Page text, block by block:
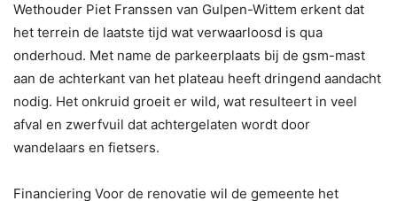
Wethouder Piet Franssen van Gulpen-Wittem erkent dat
het terrein de laatste tijd wat verwaarloosd is qua
onderhoud. Met name de parkeerplaats bij de gsm-mast
aan de achterkant van het plateau heeft dringend aandacht
nodig. Het onkruid groeit er wild, wat resulteert in veel
afval en zwerfvuil dat achtergelaten wordt door
wandelaars en fietsers.
Financiering Voor de renovatie wil de gemeente het